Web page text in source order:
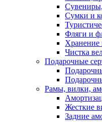
Сумки и
Фляги и
Хранение
Чистка
Подарочные
Рамы, вилки,
Жесткие
Задние